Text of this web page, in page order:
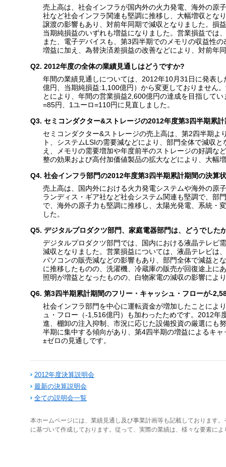
売上高は、社会インフラが国内外の火力発電、海外の原
社など社会インフラ関連も堅調に推移し、大幅増収とな
譲渡の影響もあり、対前年同期で減収となりました。損
当期純損益のいずれも増益になりました。営業損益では
また、電子デバイスも、第3四半期でのメモリの収益性
増益に加え、為替決済差損益の改善などにより、対前年
Q2. 2012年度の全体の業績見通しはどうですか?
年間の業績見通しについては、2012年10月31日に発表
億円、当期純損益:1,100億円）から変更しておりません
とにより、年間の営業損益2,600億円の達成を目指して
=85円、1ユーロ=110円に見直しました。
Q3. セミコンダクター&ストレージの2012年度第3四半期累
セミコンダクター&ストレージの売上高は、第2四半期
ト、システムLSIの需要減などにより、部門全体で減収
え、メモリの需要増加や年度前半のストレージの好調な
整の効果および高付加価値製品の拡大などにより、大幅
Q4. 社会インフラ部門の2012年度第3四半期累計期間の決算
売上高は、国内外における火力発電システムや海外の原
ランディス・ギア社など社会システム関連も堅調で、部
で、海外の原子力も堅調に推移し、太陽光発電、系統・
した。
Q5. デジタルプロダクツ部門、家庭電器部門は、どうでした
デジタルプロダクツ部門では、国内における液晶テレビ
減収となりました。営業損益については、液晶テレビは
パソコンの販売減などの影響もあり、部門全体で減益と
に推移したものの、洗濯機、冷蔵庫の販売が回復途上に
照明が増益となったものの、白物家電の減収の影響によ
Q6. 第3四半期累計期間のフリー・キャッシュ・フローが-
社会インフラ部門を中心に運転資金が増加したことによ
ュ・フロー（-1,516億円）も加わったためです。2012
進、棚卸の注入抑制、市況に応じた設備投資の厳選にも
半期に集中する傾向があり、第4四半期の増益によるキ
±ゼロの見通しです。
2012年度決算説明会
最新の決算説明会
全ての説明会一覧
本ホームページには、業績見通し及び事業計画等も記載しております
に基づいて作成しております。従って、実際の業績は、様々な要素に